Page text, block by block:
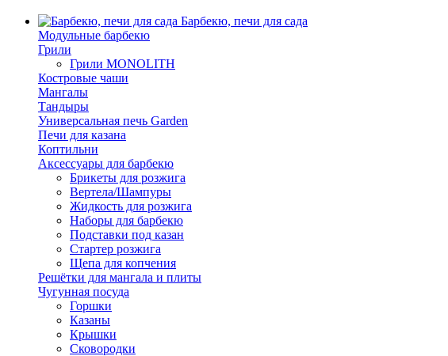
Барбекю, печи для сада
Модульные барбекю
Грили
Грили MONOLITH
Костровые чаши
Мангалы
Тандыры
Универсальная печь Garden
Печи для казана
Коптильни
Аксессуары для барбекю
Брикеты для розжига
Вертела/Шампуры
Жидкость для розжига
Наборы для барбекю
Подставки под казан
Стартер розжига
Щепа для копчения
Решётки для мангала и плиты
Чугунная посуда
Горшки
Казаны
Крышки
Сковородки